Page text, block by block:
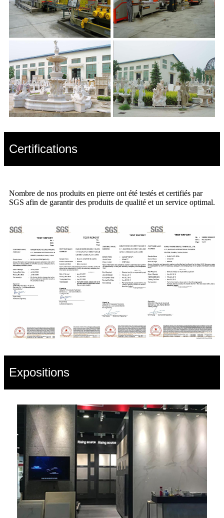
Certifications
Nombre de nos produits en pierre ont été testés et certifiés par
SGS afin de garantir des produits de qualité et un service optimal.
Expositions